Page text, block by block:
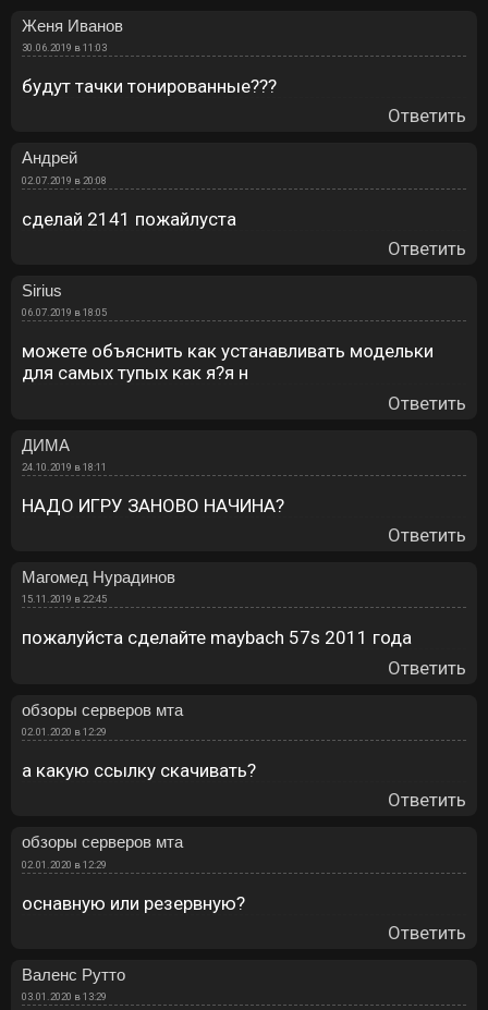
Женя Иванов
30.06.2019 в 11:03
будут тачки тонированные???
Ответить
Андрей
02.07.2019 в 20:08
сделай 2141 пожайлуста
Ответить
Sirius
06.07.2019 в 18:05
можете объяснить как устанавливать модельки
для самых тупых как я?я н
Ответить
ДИМА
24.10.2019 в 18:11
НАДО ИГРУ ЗАНОВО НАЧИНА?
Ответить
Магомед Нурадинов
15.11.2019 в 22:45
пожалуйста сделайте maybach 57s 2011 года
Ответить
обзоры серверов мта
02.01.2020 в 12:29
а какую ссылку скачивать?
Ответить
обзоры серверов мта
02.01.2020 в 12:29
оснавную или резервную?
Ответить
Валенс Рутто
03.01.2020 в 13:29